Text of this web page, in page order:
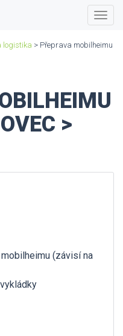
logistika > Přeprava mobilheimu
>
(závisí na